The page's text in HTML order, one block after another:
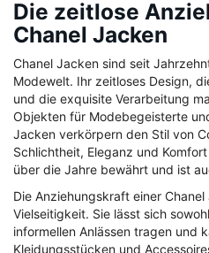
Die zeitlose
Chanel Jacken
Chanel Jacken sind seit
Modewelt. Ihr zeitloses Design,
und die exquisite Verarbeitung
Objekten für Modebegeisterte
Jacken verkörpern den Stil von
Schlichtheit, Eleganz und
über die Jahre bewährt und ist
Die Anziehungskraft einer
Vielseitigkeit. Sie lässt sich
informellen Anlässen tragen und
Kleidungsstücken und